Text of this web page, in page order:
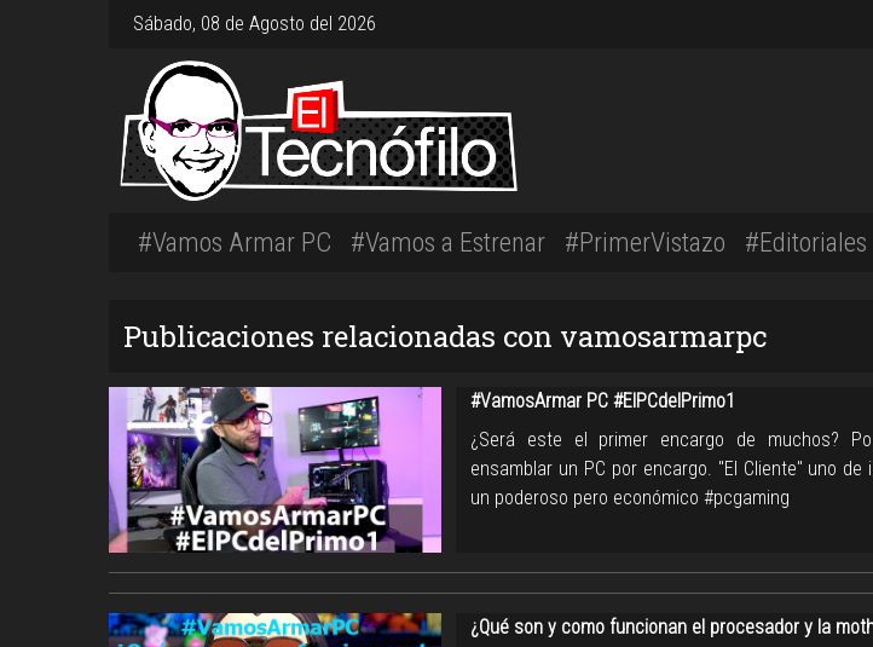
Sábado, 08 de Agosto del 2026
#Vamos Armar PC #Vamos a Estrenar #PrimerVistazo #Editoriales
Publicaciones relacionadas con vamosarmarpc
#VamosArmar PC #ElPCdelPrimo1
¿Será este el primer encargo de muchos?
ensamblar un PC por encargo. "El Cliente" uno
un poderoso pero económico #pcgaming
¿Qué son y como funcionan el procesador y la